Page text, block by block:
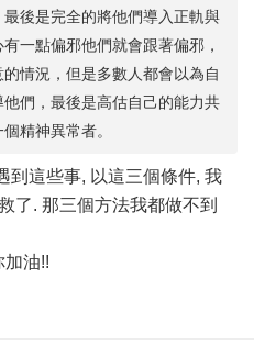
後是完全的將他們導入正軌與
一點偏邪他們就會跟著偏邪，
情況，但是多數人都會以為自
們，最後是高估自己的能力共
精神異常者。
到這些事, 以這三個條件, 我
了. 那三個方法我都做不到
加油!!